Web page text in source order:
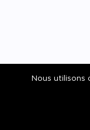
Nous utilisons